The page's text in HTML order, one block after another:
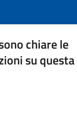
chiare le
su questa